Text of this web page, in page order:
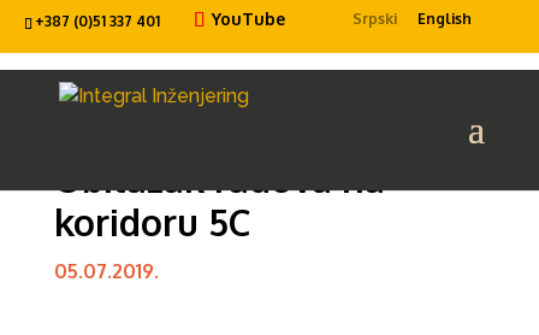
+387 (0)51 337 401 YouTube Srpski English
Obilazak radova na
koridoru 5C
05.07.2019.